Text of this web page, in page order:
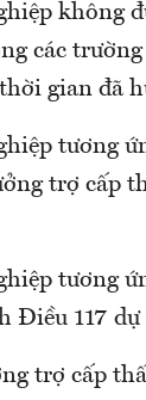
không
các
gian đã
tương
trợ cấp
tương
Điều 117
trợ cấp